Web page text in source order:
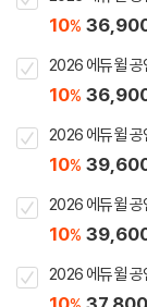
10%
2026 에듀윌 공
10%
2026 에듀윌 공
10%
2026 에듀윌 공
10%
2026 에듀윌 공